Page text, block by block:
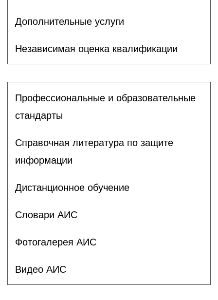
Дополнительные услуги
Независимая оценка квалификации
Профессиональные и образовательные
стандарты
Справочная литература по защите
информации
Дистанционное обучение
Словари АИС
Фотогалерея АИС
Видео АИС